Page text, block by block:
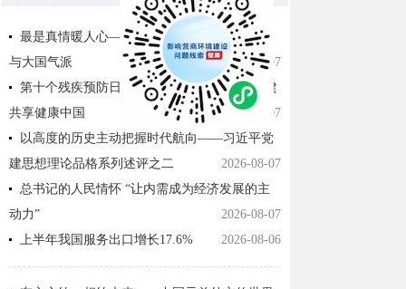
最是真情暖人心——中国元首外交的世界情怀
与大国气派
2026-08-07
第十个残疾预防日——实施残疾预防行动 共建
共享健康中国
2026-08-07
以高度的历史主动把握时代航向——习近平党
建思想理论品格系列述评之二
2026-08-07
总书记的人民情怀 “让内需成为经济发展的主
动力”
2026-08-07
上半年我国服务出口增长17.6%
2026-08-06